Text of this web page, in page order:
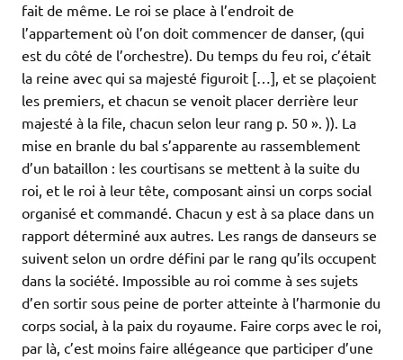
fait de même. Le roi se place à l’endroit de
l’appartement où l’on doit commencer de danser, (qui
est du côté de l’orchestre). Du temps du feu roi, c’était
la reine avec qui sa majesté figuroit […], et se plaçoient
les premiers, et chacun se venoit placer derrière leur
majesté à la file, chacun selon leur rang p. 50 ». )). La
mise en branle du bal s’apparente au rassemblement
d’un bataillon : les courtisans se mettent à la suite du
roi, et le roi à leur tête, composant ainsi un corps social
organisé et commandé. Chacun y est à sa place dans un
rapport déterminé aux autres. Les rangs de danseurs se
suivent selon un ordre défini par le rang qu’ils occupent
dans la société. Impossible au roi comme à ses sujets
d’en sortir sous peine de porter atteinte à l’harmonie du
corps social, à la paix du royaume. Faire corps avec le roi,
par là, c’est moins faire allégeance que participer d’une